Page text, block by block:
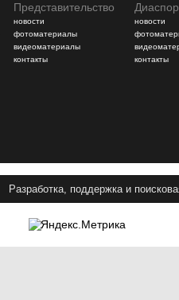
Представительство
новости
фотоматериалы
видеоматериалы
контакты
новости
контакты
Разработка, поддержка и